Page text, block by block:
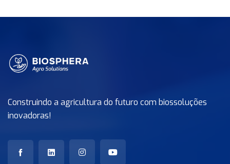
Construindo a agricultura do futuro com biossoluções
inovadoras!